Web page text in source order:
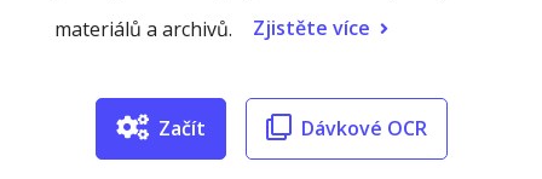
materiálů a archivů.
Zjistěte více
Začít Dávkové OCR